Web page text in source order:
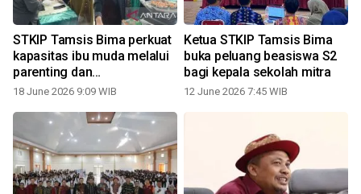
STKIP Tamsis Bima perkuat
kapasitas ibu muda melalui
parenting dan
kewirausahaan
18 June 2026 9:09 WIB
Ketua STKIP Tamsis Bima
buka peluang beasiswa S2
bagi kepala sekolah mitra
12 June 2026 7:45 WIB